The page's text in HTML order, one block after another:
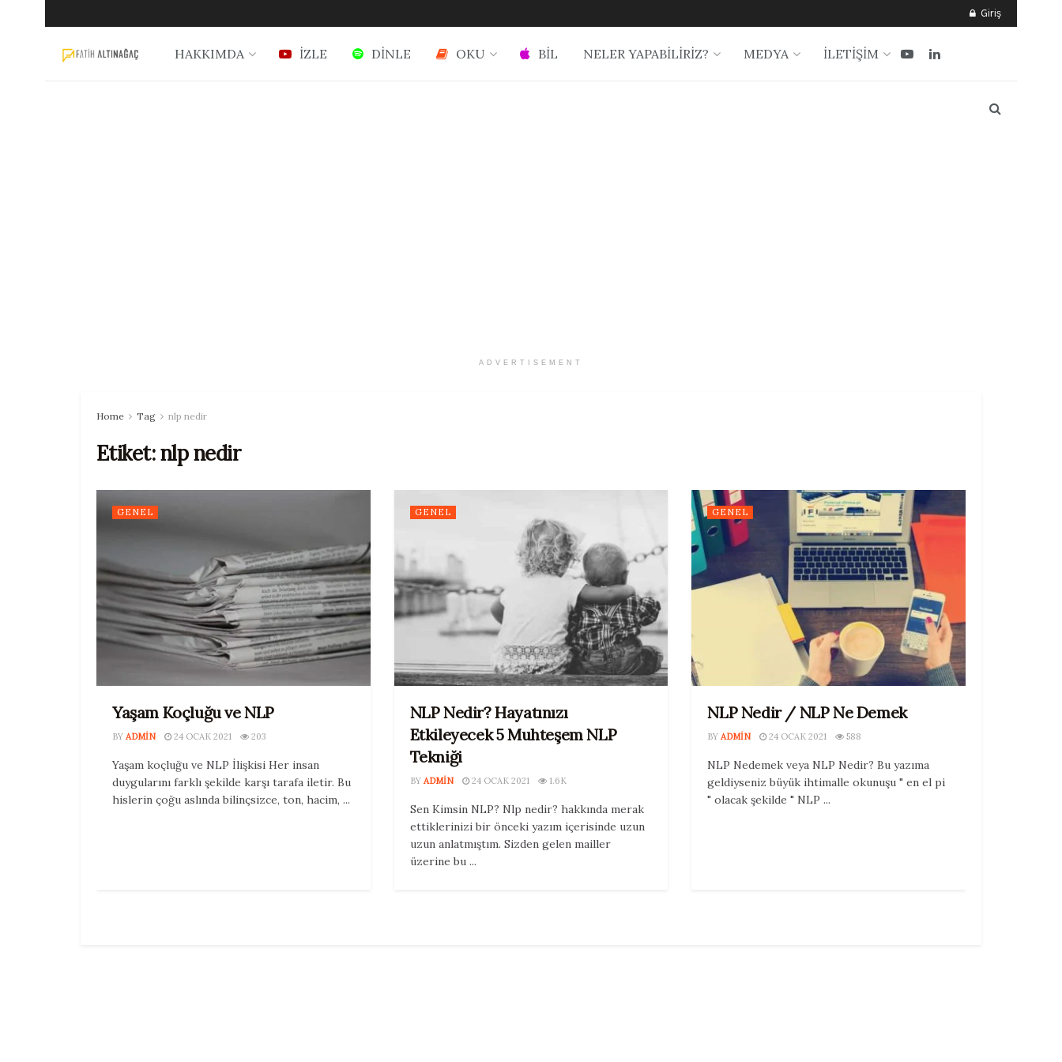
Giriş
HAKKIMDA İZLE DİNLE OKU BİL NELER YAPABİLİRİZ? MEDYA İLETİŞİM
ADVERTISEMENT
Home Tag nlp nedir
Etiket:nlp nedir
GENEL
Yaşam Koçluğu ve NLP
BY ADMIN 24 OCAK 2021 203
Yaşam koçluğu ve NLP İlişkisi Her insan
duygularını farklı şekilde karşı tarafa iletir. Bu
hislerin çoğu aslında bilinçsizce, ton, hacim, ...
GENEL
NLP Nedir? Hayatınızı
Etkileyecek 5 Muhteşem NLP
Tekniği
BY ADMIN 24 OCAK 2021 1.6K
Sen Kimsin NLP? Nlp nedir? hakkında merak
ettiklerinizi bir önceki yazım içerisinde uzun
uzun anlatmıştım. Sizden gelen mailler
üzerine bu ...
GENEL
NLP Nedir / NLP Ne Demek
BY ADMIN 24 OCAK 2021 588
NLP Nedemek veya NLP Nedir? Bu yazıma
geldiyseniz büyük ihtimalle okunuşu " en el pi
" olacak şekilde " NLP ...